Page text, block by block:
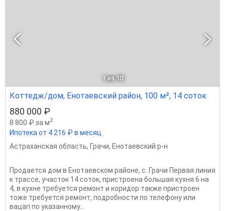
1 из 10
Коттедж/дом, Енотаевский район, 100 м², 14 соток
880 000 ₽
8 800 ₽ за м2
Ипотека от 4 216 ₽ в месяц
Астраханская область, Грачи, Енотаевский р-н
Продается дом в Енотаевском районе, с. Грачи Первая линия
к трассе, участок 14 соток, пристроена большая кухня 6 на
4, в кухне требуется ремонт и коридор также пристроен
тоже требуется ремонт, подробности по телефону или
вацап по указанному...